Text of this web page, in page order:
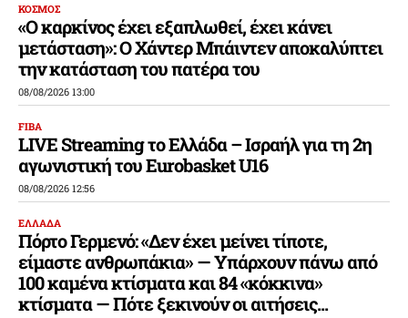
ΚΟΣΜΟΣ
«Ο καρκίνος έχει εξαπλωθεί, έχει κάνει
μετάσταση»: Ο Χάντερ Μπάιντεν αποκαλύπτει
την κατάσταση του πατέρα του
08/08/2026 13:00
FIBA
LIVE Streaming το Ελλάδα – Ισραήλ για τη 2η
αγωνιστική του Eurobasket U16
08/08/2026 12:56
ΕΛΛΑΔΑ
Πόρτο Γερμενό: «Δεν έχει μείνει τίποτε,
είμαστε ανθρωπάκια» — Υπάρχουν πάνω από
100 καμένα κτίσματα και 84 «κόκκινα»
κτίσματα — Πότε ξεκινούν οι αιτήσεις...